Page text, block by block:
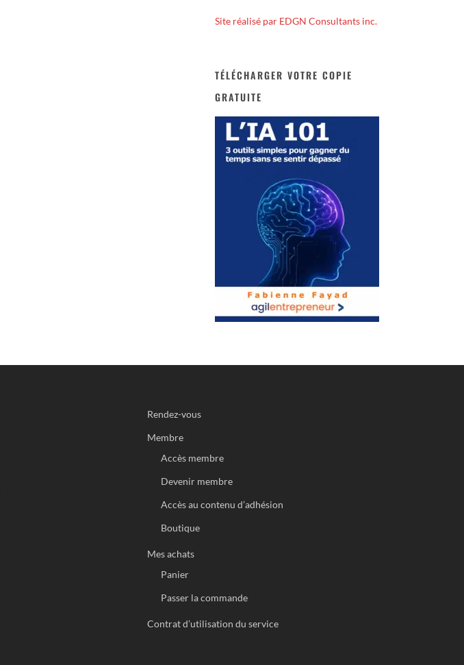
Site réalisé par EDGN Consultants inc.
TÉLÉCHARGER VOTRE COPIE
GRATUITE
Rendez-vous
Membre
Accès membre
Devenir membre
Accès au contenu d’adhésion
Boutique
Mes achats
Panier
Passer la commande
Contrat d’utilisation du service